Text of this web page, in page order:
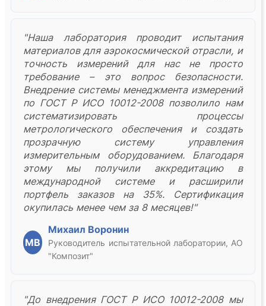
"Наша лаборатория проводит испытания
материалов для аэрокосмической отрасли, и
точность измерений для нас не просто
требование – это вопрос безопасности.
Внедрение системы менеджмента измерений
по ГОСТ Р ИСО 10012-2008 позволило нам
систематизировать процессы
метрологического обеспечения и создать
прозрачную систему управления
измерительным оборудованием. Благодаря
этому мы получили аккредитацию в
международной системе и расширили
портфель заказов на 35%. Сертификация
окупилась менее чем за 8 месяцев!"
МВ
Михаил Воронин
Руководитель испытательной лаборатории, АО
"Композит"
"До внедрения ГОСТ Р ИСО 10012-2008 мы